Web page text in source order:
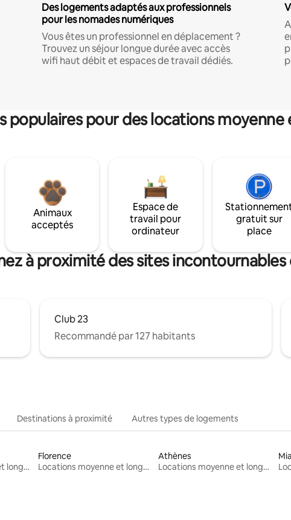
Des logements adaptés aux professionnels
pour les nomades numériques
Vous êtes un professionnel en déplacement ?
Trouvez un séjour longue durée avec accès
wifi haut débit et espaces de travail dédiés.
populaires pour des locations
Animaux
acceptés
Espace de
travail pour
ordinateur
gratuit sur
place
à proximité des sites incontournables
Club 23
Recommandé par 127 habitants
Destinations à proximité Autres types de logements
Locations moyenne et longue durée
Florence
Locations moyenne et longue durée
Athènes
Locations moyenne et longue durée